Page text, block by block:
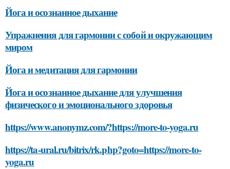
Йога и осознанное дыхание
Упражнения для гармонии с собой и окружающим
миром
Йога и медитация для гармонии
Йога и осознанное дыхание для улучшения
физического и эмоционального здоровья
https://www.anonymz.com/?https://more-to-yoga.ru
https://ta-ural.ru/bitrix/rk.php?goto=https://more-to-
yoga.ru